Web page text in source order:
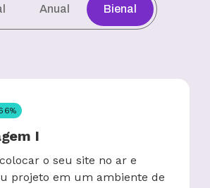
Anual Bienal
%
I
o seu site no ar e
projeto em um ambiente de